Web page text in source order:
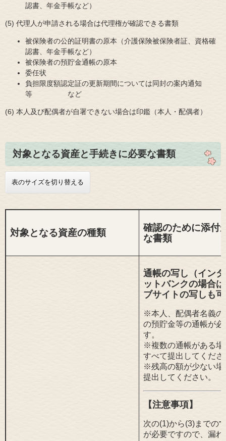
認書、年金手帳など）
(5) 代理人が申請される場合は代理権が確認できる書類
被保険者の公的証明書の原本（介護保険被保険者証、 資格確
認書​ 、年金手帳など）
被保険者の預貯金通帳の原本
委任状
負担限度額認定証の更新期間については同封の案内通知
等 など
(6) 本人及び配偶者が自署できない場合は印鑑（本人・配偶者）
対象となる資産と手続きに必要な書類
表のサイズを切り替える
対象となる資産の種類
確認のために添付
な書類
通帳の写し（イン
ットバンクの場合
ブサイトの写しも
※本人、配偶者名義の
の預貯金等の通帳が必
す。
※複数の通帳がある場
すべて提出してくださ
※残高の額が少ない場
提出してください。
【注意事項】
次の(1)から(3)までの
が必要ですので、漏れ